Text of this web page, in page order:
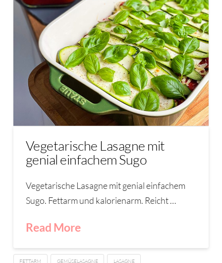
Vegetarische Lasagne mit
genial einfachem Sugo
Vegetarische Lasagne mit genial einfachem
Sugo. Fettarm und kalorienarm. Reicht …
Read More
FETTARM GEMÜSELASAGNE LASAGNE